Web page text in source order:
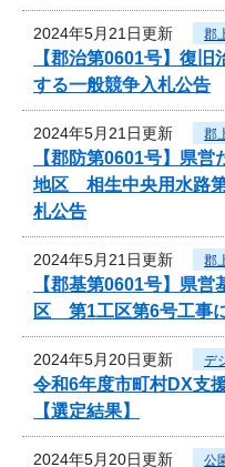
2024年5月21日更新 郡
【郡治第0601号】復
する一般競争入札公告
2024年5月21日更新 郡
【郡防第0601号】県
地区 相生中央用水路
札公告
2024年5月21日更新 郡
【郡基第0601号】県
区 第1工区第6号工事
2024年5月20日更新 デ
令和6年度市町村DX支
【選定結果】
2024年5月20日更新 公